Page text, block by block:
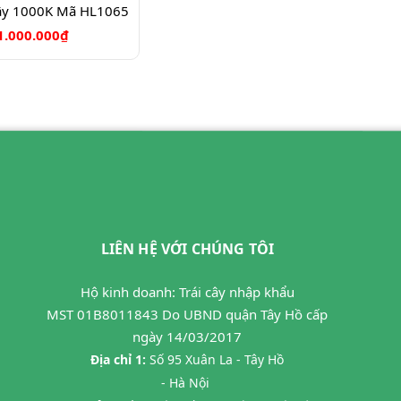
1000K Mã HL1065
LIÊN HỆ VỚI CHÚNG TÔI
Hộ kinh doanh: Trái cây nhập khẩu
MST 01B8011843 Do UBND quận Tây Hồ cấp
ngày 14/03/2017
Địa chỉ 1: Số 95 Xuân La - Tây Hồ
- Hà Nội